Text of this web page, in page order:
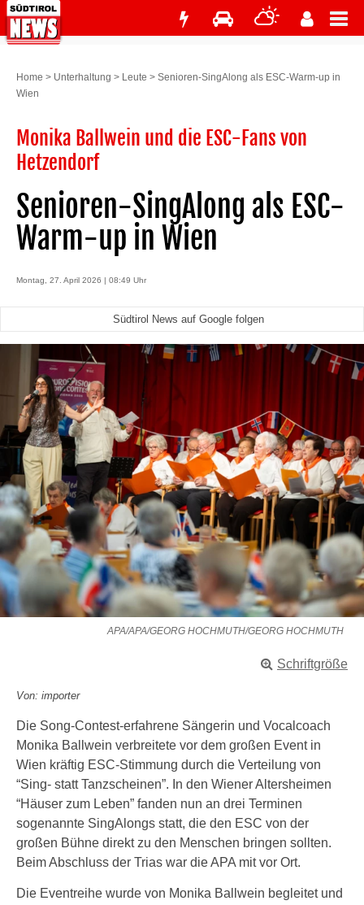
Home > Unterhaltung > Leute > Senioren-SingAlong als ESC-Warm-up in
Wien
Monika Ballwein und die ESC-Fans von
Hetzendorf
Senioren-SingAlong als ESC-
Warm-up in Wien
Montag, 27. April 2026 | 08:49 Uhr
Südtirol News auf Google folgen
APA/APA/GEORG HOCHMUTH/GEORG HOCHMUTH
Schriftgröße
Von: importer
Die Song-Contest-erfahrene Sängerin und Vocalcoach
Monika Ballwein verbreitete vor dem großen Event in
Wien kräftig ESC-Stimmung durch die Verteilung von
“Sing- statt Tanzscheinen”. In den Wiener Altersheimen
“Häuser zum Leben” fanden nun an drei Terminen
sogenannte SingAlongs statt, die den ESC von der
großen Bühne direkt zu den Menschen bringen sollten.
Beim Abschluss der Trias war die APA mit vor Ort.
Die Eventreihe wurde von Monika Ballwein begleitet und